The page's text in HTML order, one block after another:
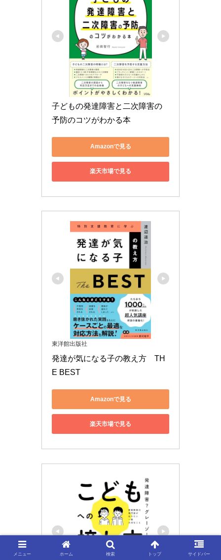
子どもの発達障害と二次障害の
予防のコツがわかる本
Amazonで見る
楽天市場で見る
東洋館出版社
発達が気になる子の教え方　TH
E BEST
Amazonで見る
楽天市場で見る
メニュー ホーム 検索 トップ サイドバー